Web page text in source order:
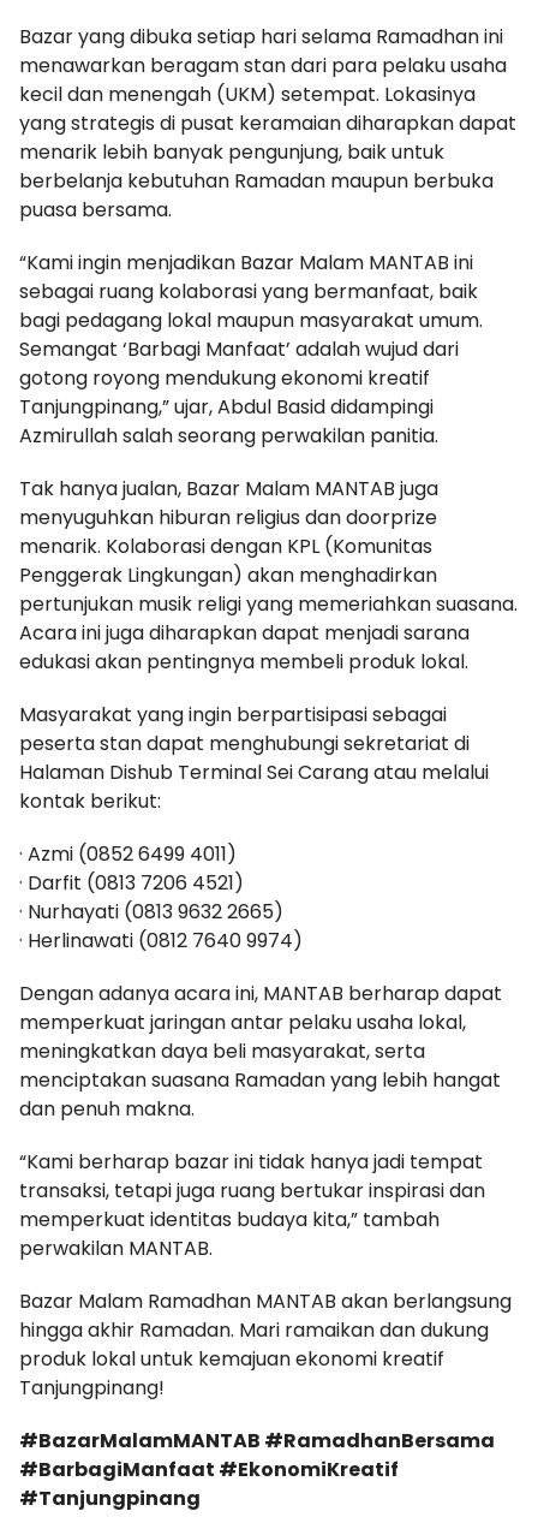
Bazar yang dibuka setiap hari selama Ramadhan ini
menawarkan beragam stan dari para pelaku usaha
kecil dan menengah (UKM) setempat. Lokasinya
yang strategis di pusat keramaian diharapkan dapat
menarik lebih banyak pengunjung, baik untuk
berbelanja kebutuhan Ramadan maupun berbuka
puasa bersama.
“Kami ingin menjadikan Bazar Malam MANTAB ini
sebagai ruang kolaborasi yang bermanfaat, baik
bagi pedagang lokal maupun masyarakat umum.
Semangat ‘Barbagi Manfaat’ adalah wujud dari
gotong royong mendukung ekonomi kreatif
Tanjungpinang,” ujar, Abdul Basid didampingi
Azmirullah salah seorang perwakilan panitia.
Tak hanya jualan, Bazar Malam MANTAB juga
menyuguhkan hiburan religius dan doorprize
menarik. Kolaborasi dengan KPL (Komunitas
Penggerak Lingkungan) akan menghadirkan
pertunjukan musik religi yang memeriahkan suasana.
Acara ini juga diharapkan dapat menjadi sarana
edukasi akan pentingnya membeli produk lokal.
Masyarakat yang ingin berpartisipasi sebagai
peserta stan dapat menghubungi sekretariat di
Halaman Dishub Terminal Sei Carang atau melalui
kontak berikut:
· Azmi (0852 6499 4011)
· Darfit (0813 7206 4521)
· Nurhayati (0813 9632 2665)
· Herlinawati (0812 7640 9974)
Dengan adanya acara ini, MANTAB berharap dapat
memperkuat jaringan antar pelaku usaha lokal,
meningkatkan daya beli masyarakat, serta
menciptakan suasana Ramadan yang lebih hangat
dan penuh makna.
“Kami berharap bazar ini tidak hanya jadi tempat
transaksi, tetapi juga ruang bertukar inspirasi dan
memperkuat identitas budaya kita,” tambah
perwakilan MANTAB.
Bazar Malam Ramadhan MANTAB akan berlangsung
hingga akhir Ramadan. Mari ramaikan dan dukung
produk lokal untuk kemajuan ekonomi kreatif
Tanjungpinang!
#BazarMalamMANTAB #RamadhanBersama
#BarbagiManfaat #EkonomiKreatif
#Tanjungpinang